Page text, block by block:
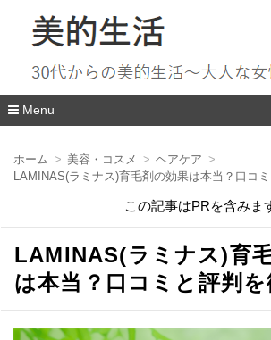
Menu
移
ホーム 美容・コスメ
ヘアケア
LAMINAS(ラミナス)育毛剤の効果は本当？口コミ
この記事はPRを含みま
LAMINAS(ラミナス)育
は本当？口コミと評判を